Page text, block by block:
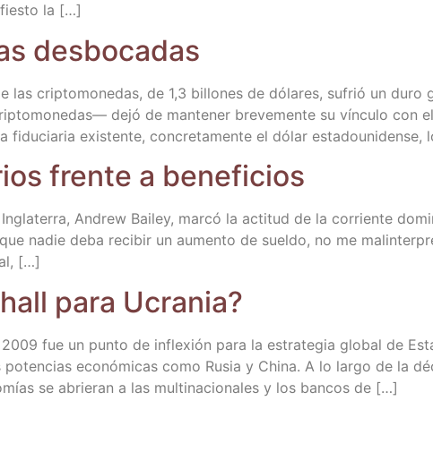
la […]
desbocadas
las crip­to­mo­ne­das, de 1,3 billo­nes de dóla­res, sufrió un
dejó de man­te­ner bre­ve­men­te su víncu­lo con
fidu­cia­ria exis­ten­te, con­cre­ta­men­te el dólar esta­dou­ni­den­se,
fren­te a beneficios
Andrew Bai­ley, mar­có la acti­tud de la corrien­te
nadie deba reci­bir un aumen­to de suel­do, no me
[…]
para Ucrania?
fue un pun­to de infle­xión para la estra­te­gia glo­bal de
eco­nó­mi­cas como Rusia y Chi­na. A lo lar­go de la
se abrie­ran a las mul­ti­na­cio­na­les y los ban­cos de […]